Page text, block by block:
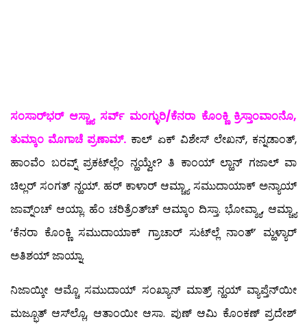
ಸಂಸಾರ್‌ಭರ್ ಆಸ್ಚ್ಯಾ ಸರ್ವ್ ಮಂಗ್ಳುರಿ/ಕೆನರಾ ಕೊಂಕ್ಣಿ ಕ್ರಿಸ್ತಾಂವಾಂನೊ,
ತುಮ್ಕಾಂ ಮೊಗಾಚೆ ಪ್ರಣಾಮ್. ಕಾಲ್ ಏಕ್ ವಿಶೇಸ್ ಲೇಖನ್, ಕನ್ನಡಾಂತ್,
ಹಾಂವೆಂ ಬರವ್ನ್ ಪ್ರಕಟ್‍ಲ್ಲೆಂ ನ್ಹಯ್ವೇ? ತಿ ಕಾಂಯ್ ಲ್ಹಾನ್ ಗಜಾಲ್ ವಾ
ಚಿಲ್ಲರ್ ಸಂಗತ್ ನ್ಹಯ್. ಹರ್ ಕಾಳಾರ್ ಆಮ್ಚ್ಯಾ ಸಮುದಾಯಾಕ್ ಅನ್ಯಾಯ್
ಜಾವ್ನ್ಂಚ್ ಆಯ್ಲಾ. ಹೆಂ ಚರಿತ್ರೆಂತ್‍ಚ್ ಆಮ್ಕಾಂ ದಿಸ್ತಾ. ಭೋವ್ಶ್ಯಾ, ಆಮ್ಚ್ಯಾ
‘ಕೆನರಾ ಕೊಂಕ್ಣಿ ಸಮುದಾಯಾಕ್ ಗ್ರಾಚಾರ್ ಸುಟ್‍ಲ್ಲೆ ನಾಂತ್’ ಮ್ಹಳ್ಯಾರ್
ಅತಿಶಯ್ ಜಾಯ್ನಾ.
ನಿಜಾಯ್ಕೀ ಆಮ್ಚೊ ಸಮುದಾಯ್ ಸಂಖ್ಯಾನ್ ಮಾತ್ರ್ ನ್ಹಯ್ ವ್ಯಾಪ್ತೆನ್‍ಯೀ
ಮಜ್ಭೂತ್ ಆಸ್‍ಲ್ಲೊ, ಆತಾಂಯೀ ಆಸಾ. ಪುಣ್ ಆಮಿ ಕೊಂಕಣ್ ಪ್ರದೇಶ್